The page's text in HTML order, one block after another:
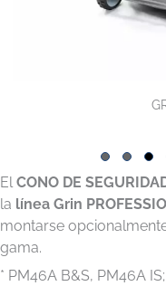
SlideSlide
El CONO DE
la línea Grin
montarse
gama.
* PM46A B&S, PM46A